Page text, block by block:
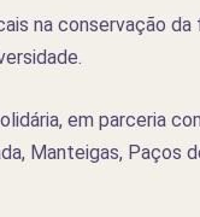
na conservação
em parceria
Manteigas, Paços